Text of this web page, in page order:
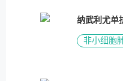
纳武利尤单
非小细胞